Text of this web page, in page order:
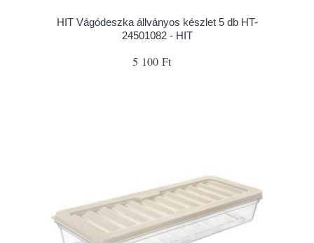
HIT Vágódeszka állványos készlet 5 db HT-
24501082 - HIT
5 100 Ft